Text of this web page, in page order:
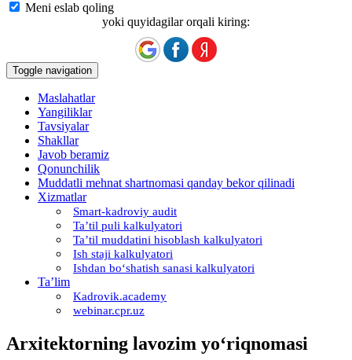
Meni eslab qoling
yoki quyidagilar orqali kiring:
Toggle navigation
Maslahatlar
Yangiliklar
Tavsiyalar
Shakllar
Javob beramiz
Qonunchilik
Muddatli mehnat shartnomasi qanday bekor qilinadi
Xizmatlar
Smart-kadroviy audit
Ta’til puli kalkulyatori
Ta’til muddatini hisoblash kalkulyatori
Ish staji kalkulyatori
Ishdan boʻshatish sanasi kalkulyatori
Ta’lim
Kadrovik.academy
webinar.cpr.uz
Arхitektorning lavozim yoʻriqnomasi